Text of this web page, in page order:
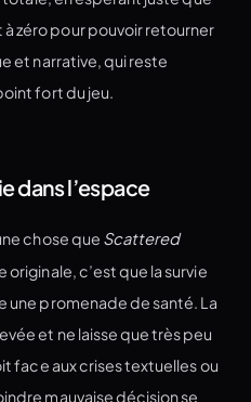
zéro pour pouvoir retourner
et narrative, qui reste
fort du jeu.
dans l’espace
chose que Scattered
c’est que la survie
une promenade de santé. La
et ne laisse que très peu
face aux crises textuelles ou
mauvaise décision se